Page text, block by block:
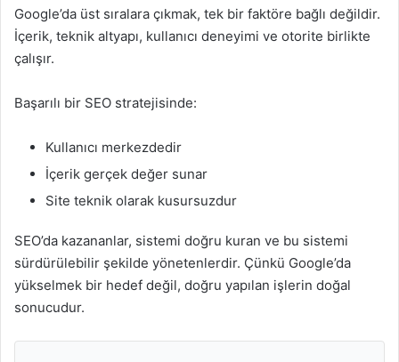
Google’da üst sıralara çıkmak, tek bir faktöre bağlı değildir.
İçerik, teknik altyapı, kullanıcı deneyimi ve otorite birlikte
çalışır.
Başarılı bir SEO stratejisinde:
Kullanıcı merkezdedir
İçerik gerçek değer sunar
Site teknik olarak kusursuzdur
SEO’da kazananlar, sistemi doğru kuran ve bu sistemi
sürdürülebilir şekilde yönetenlerdir. Çünkü Google’da
yükselmek bir hedef değil, doğru yapılan işlerin doğal
sonucudur.